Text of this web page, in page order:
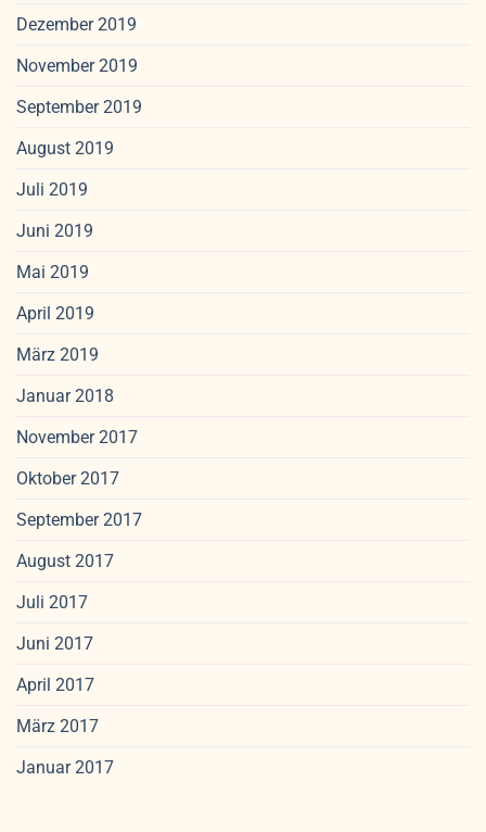
Dezember 2019
November 2019
September 2019
August 2019
Juli 2019
Juni 2019
Mai 2019
April 2019
März 2019
Januar 2018
November 2017
Oktober 2017
September 2017
August 2017
Juli 2017
Juni 2017
April 2017
März 2017
Januar 2017